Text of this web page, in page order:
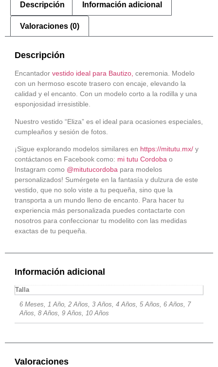
Descripción Información adicional
Valoraciones (0)
Descripción
Encantador vestido ideal para Bautizo, ceremonia. Modelo
con un hermoso escote trasero con encaje, elevando la
calidad y el encanto. Con un modelo corto a la rodilla y una
esponjosidad irresistible.
Nuestro vestido “Eliza” es el ideal para ocasiones especiales,
cumpleaños y sesión de fotos.
¡Sigue explorando modelos similares en https://mitutu.mx/ y
contáctanos en Facebook como: mi tutu Cordoba o
Instagram como @mitutucordoba para modelos
personalizados! Sumérgete en la fantasía y dulzura de este
vestido, que no solo viste a tu pequeña, sino que la
transporta a un mundo lleno de encanto. Para hacer tu
experiencia más personalizada puedes contactarte con
nosotros para confeccionar tu modelito con las medidas
exactas de tu pequeña.
Información adicional
Talla
6 Meses, 1 Año, 2 Años, 3 Años, 4 Años, 5 Años, 6 Años, 7
Años, 8 Años, 9 Años, 10 Años
Valoraciones